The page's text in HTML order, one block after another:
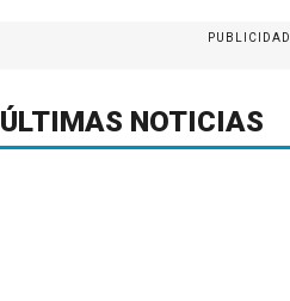
PUBLICIDAD
ÚLTIMAS NOTICIAS